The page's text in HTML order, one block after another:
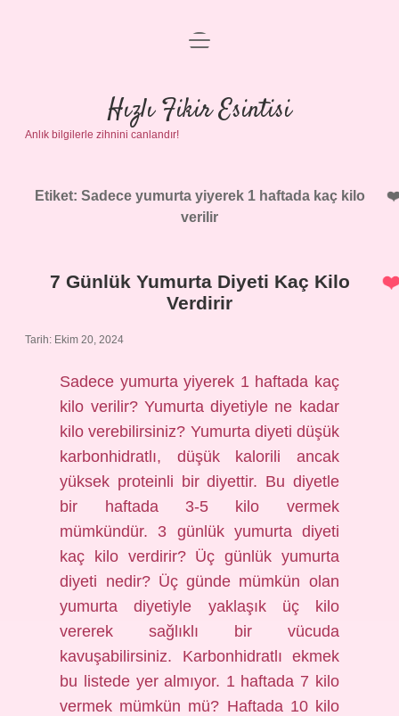
Anasayfa
Gizlilik Politikası
Yasal Uyarı
menüyü
Hızlı Fikir Esintisi
Anlık bilgilerle zihnini canlandır!
Etiket: Sadece yumurta yiyerek 1 haftada kaç kilo
verilir
7 Günlük Yumurta Diyeti Kaç Kilo
Verdirir
Tarih: Ekim 20, 2024
Sadece yumurta yiyerek 1 haftada kaç
kilo verilir? Yumurta diyetiyle ne kadar
kilo verebilirsiniz? Yumurta diyeti düşük
karbonhidratlı, düşük kalorili ancak
yüksek proteinli bir diyettir. Bu diyetle
bir haftada 3-5 kilo vermek
mümkündür. 3 günlük yumurta diyeti
kaç kilo verdirir? Üç günlük yumurta
diyeti nedir? Üç günde mümkün olan
yumurta diyetiyle yaklaşık üç kilo
vererek sağlıklı bir vücuda
kavuşabilirsiniz. Karbonhidratlı ekmek
bu listede yer almıyor. 1 haftada 7 kilo
vermek mümkün mü? Haftada 10 kilo